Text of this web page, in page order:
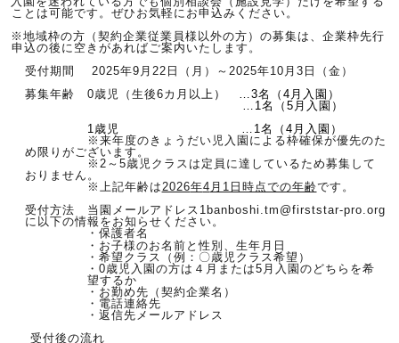
ことは可能です。ぜひお気軽にお申込みください。
※地域枠の方（契約企業従業員様以外の方）の募集は、企業枠先行
申込の後に空きがあればご案内いたします。
受付期間 2025年9 月22日（月）～ 2025年10 月3日（金）
募集年齢 0歳児（生後6カ月以上） …3名（4月入園）
…1名（5月入園）
1歳児 …1名（4月入園）
※来年度のきょうだい児入園による枠確保が優先のた
め限りがございます。
※2～5歳児クラスは定員に達しているため募集して
おりません。
※上記年齢は2026年4 月1日時点での年齢です。
受付方法 当園メールアドレス 1banboshi.tm@firststar-pro.org
に以下の情報をお知らせください。
・保護者名
・お子様のお名前と性別、生年月日
・希望クラス（例：〇歳児クラス希望）
・0歳児入園の方は４月または5月入園のどちらを希
望するか
・お勤め先（契約企業名）
・電話連絡先
・返信先メールアドレス
受付後の流れ